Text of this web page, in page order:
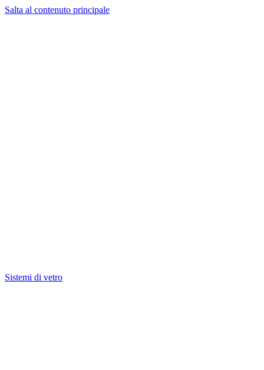
Salta al contenuto principale
Sistemi di vetro